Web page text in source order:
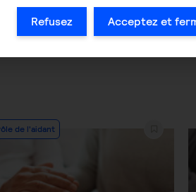
de l'aidant
Refusez Acceptez et